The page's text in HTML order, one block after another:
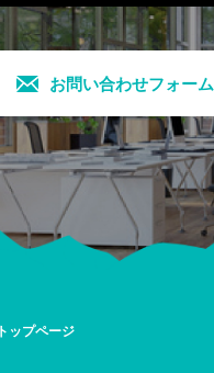
お問い合わせフォーム
トップページ